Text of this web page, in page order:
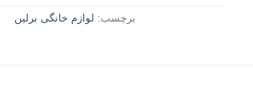
برچسب: لوازم خانگی برلین